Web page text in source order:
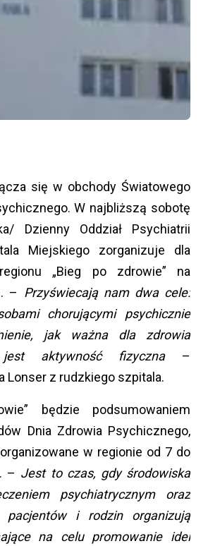
się w obchody Światowego
W najbliższą sobotę
Dzienny Oddział Psychiatrii
Miejskiego zorganizuje dla
„Bieg po zdrowie” na
– Przyświecają nam dwa cele:
chorującymi psychicznie
jak ważna dla zdrowia
jest aktywność fizyczna–
Lonser z rudzkiego szpitala.
będzie podsumowaniem
Dnia Zdrowia Psychicznego,
w regionie od 7 do
– Jest to czas, gdy środowiska
psychiatrycznym oraz
pacjentów i rodzin organizują
na celu promowanie idei